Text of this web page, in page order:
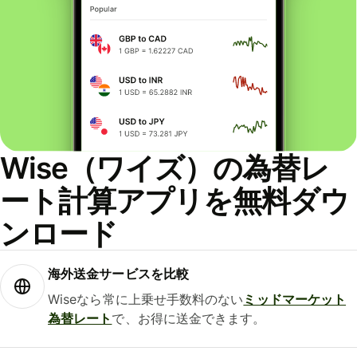
Wise（ワイズ）の為替レ
ート計算アプリを無料ダウ
ンロード
海外送金サービスを比較
Wiseなら常に上乗せ手数料のない ミッドマーケット
為替レート で、お得に送金できます。